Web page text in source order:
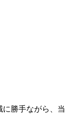
に勝手ながら、当